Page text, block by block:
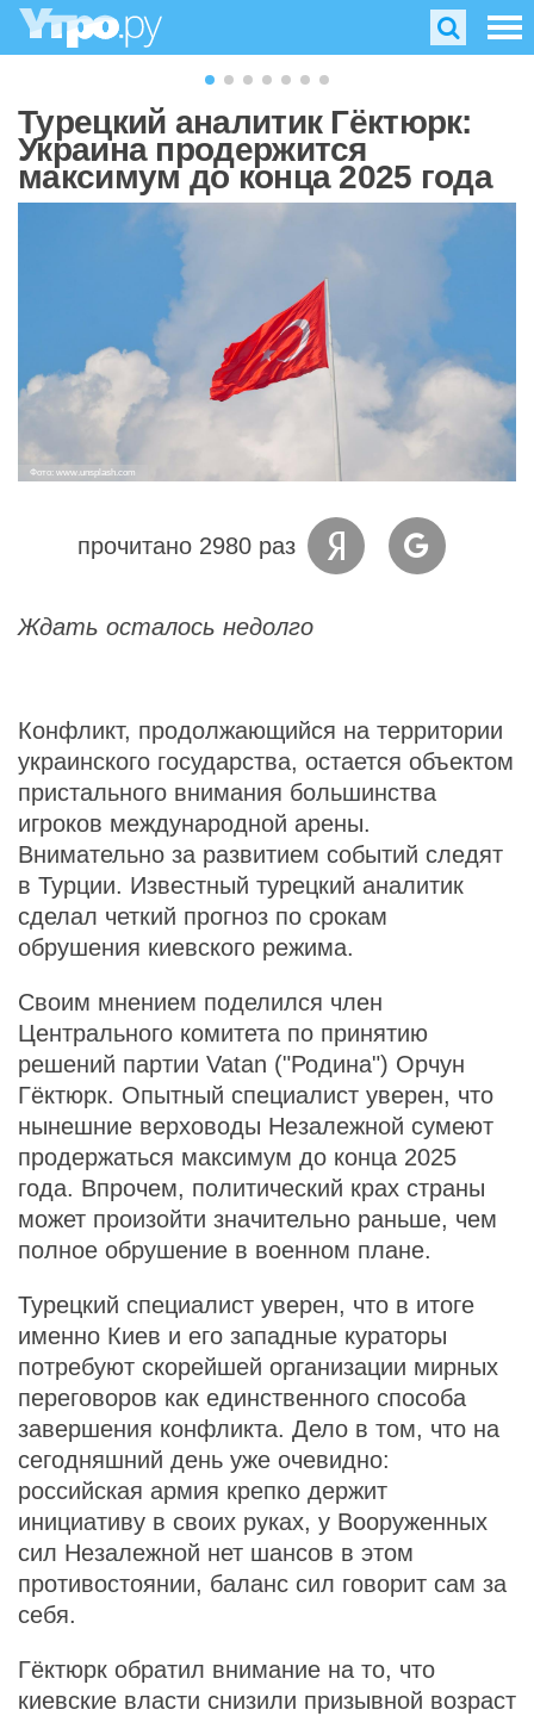
Турецкий аналитик Гёктюрк:
Украина продержится
максимум до конца 2025 года
Фото: www.unsplash.com
прочитано 2980 раз
Ждать осталось недолго
Конфликт, продолжающийся на территории
украинского государства, остается объектом
пристального внимания большинства
игроков международной арены.
Внимательно за развитием событий следят
в Турции. Известный турецкий аналитик
сделал четкий прогноз по срокам
обрушения киевского режима.
Своим мнением поделился член
Центрального комитета по принятию
решений партии Vatan ("Родина") Орчун
Гёктюрк. Опытный специалист уверен, что
нынешние верховоды Незалежной сумеют
продержаться максимум до конца 2025
года. Впрочем, политический крах страны
может произойти значительно раньше, чем
полное обрушение в военном плане.
Турецкий специалист уверен, что в итоге
именно Киев и его западные кураторы
потребуют скорейшей организации мирных
переговоров как единственного способа
завершения конфликта. Дело в том, что на
сегодняшний день уже очевидно:
российская армия крепко держит
инициативу в своих руках, у Вооруженных
сил Незалежной нет шансов в этом
противостоянии, баланс сил говорит сам за
себя.
Гёктюрк обратил внимание на то, что
киевские власти снизили призывной возраст